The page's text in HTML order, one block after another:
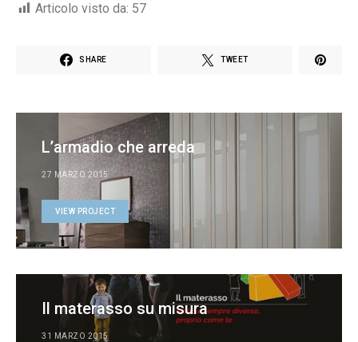
Articolo visto da: 57
SHARE TWEET
L’armadio che arreda
27 MARZO 2015
VIEW PROJECT
Il materasso su misura
31 MARZO 2015